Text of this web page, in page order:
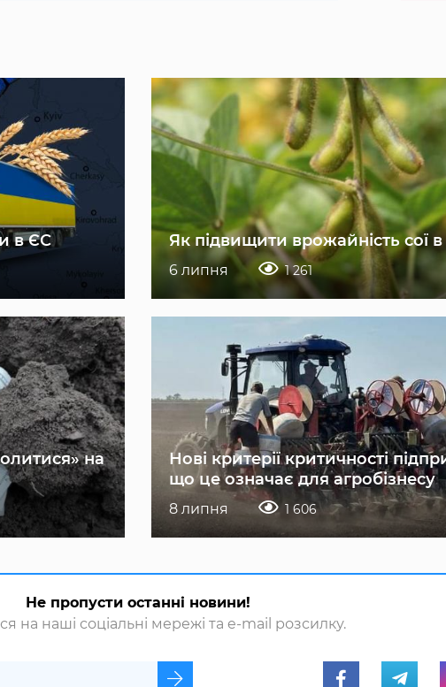
в ЄС Як підвищити врожайність сої в
6 липня 1 261
на
Нові критерії критичності
що це означає для агробізнесу
8 липня 1 606
Не пропусти останні новини!
на наші соціальні мережі та e-mail розсилку.